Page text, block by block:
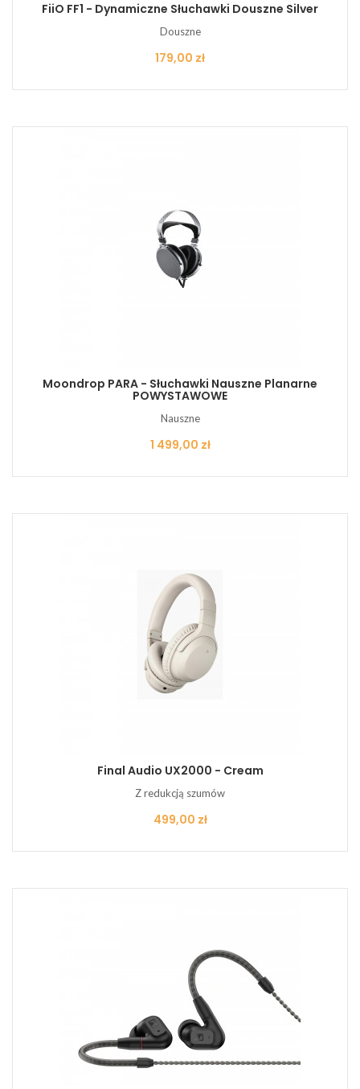
FiiO FF1 - Dynamiczne Słuchawki Douszne Silver
Douszne
Cena
179,00 zł
Moondrop PARA - Słuchawki Nauszne Planarne
POWYSTAWOWE
Nauszne
Cena
1 499,00 zł
Final Audio UX2000 - Cream
Z redukcją szumów
Cena
499,00 zł